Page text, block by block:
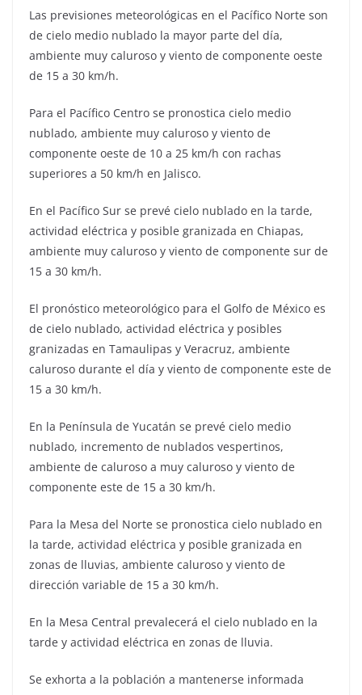
Las previsiones meteorológicas en el Pacífico Norte son
de cielo medio nublado la mayor parte del día,
ambiente muy caluroso y viento de componente oeste
de 15 a 30 km/h.
Para el Pacífico Centro se pronostica cielo medio
nublado, ambiente muy caluroso y viento de
componente oeste de 10 a 25 km/h con rachas
superiores a 50 km/h en Jalisco.
En el Pacífico Sur se prevé cielo nublado en la tarde,
actividad eléctrica y posible granizada en Chiapas,
ambiente muy caluroso y viento de componente sur de
15 a 30 km/h.
El pronóstico meteorológico para el Golfo de México es
de cielo nublado, actividad eléctrica y posibles
granizadas en Tamaulipas y Veracruz, ambiente
caluroso durante el día y viento de componente este de
15 a 30 km/h.
En la Península de Yucatán se prevé cielo medio
nublado, incremento de nublados vespertinos,
ambiente de caluroso a muy caluroso y viento de
componente este de 15 a 30 km/h.
Para la Mesa del Norte se pronostica cielo nublado en
la tarde, actividad eléctrica y posible granizada en
zonas de lluvias, ambiente caluroso y viento de
dirección variable de 15 a 30 km/h.
En la Mesa Central prevalecerá el cielo nublado en la
tarde y actividad eléctrica en zonas de lluvia.
Se exhorta a la población a mantenerse informada